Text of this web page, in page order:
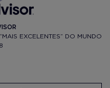
EXCELENTES” DO MUNDO